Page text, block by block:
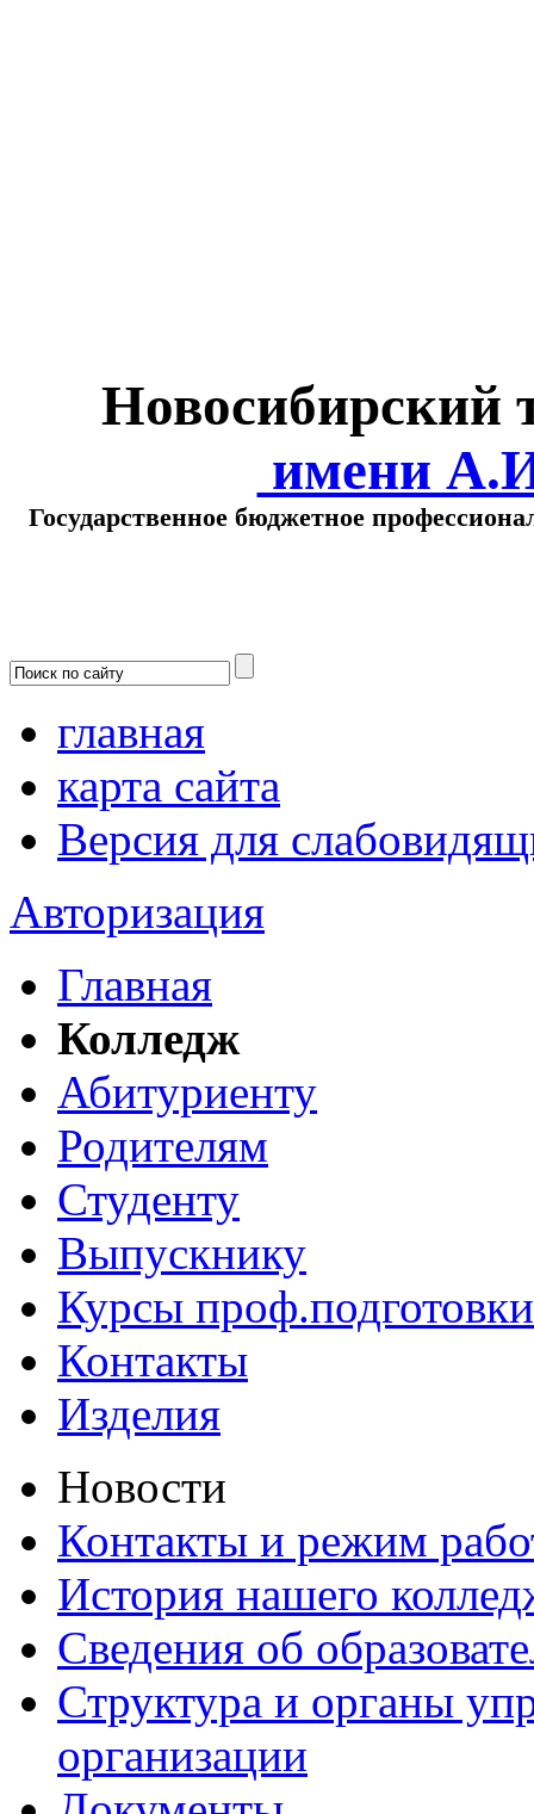
Новосибирский
имени
Государственное бюджетное
главная
карта сайта
Версия для
Авторизация
Главная
Колледж
Абитуриенту
Родителям
Студенту
Выпускнику
Курсы проф.подготовки
Контакты
Изделия
Новости
Контакты и режим
История нашего
Сведения об
Структура и органы
организации